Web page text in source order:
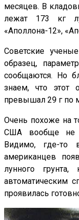
месяцев. В
лежат 173 кг
«Аполлона-12»,
Советские
образец,
сообщаются. Но
знаем, что этот
превышал 29 г по
Очень похоже на
США вообще не
Видимо, где-то
американцев
лунного
автоматическим
проявилась